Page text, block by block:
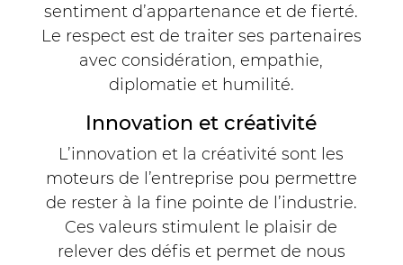
sentiment d’appartenance et de fierté.
Le respect est de traiter ses partenaires
avec considération, empathie,
diplomatie et humilité.
Innovation et créativité
L’innovation et la créativité sont les
moteurs de l’entreprise pou permettre
de rester à la fine pointe de l’industrie.
Ces valeurs stimulent le plaisir de
relever des défis et permet de nous